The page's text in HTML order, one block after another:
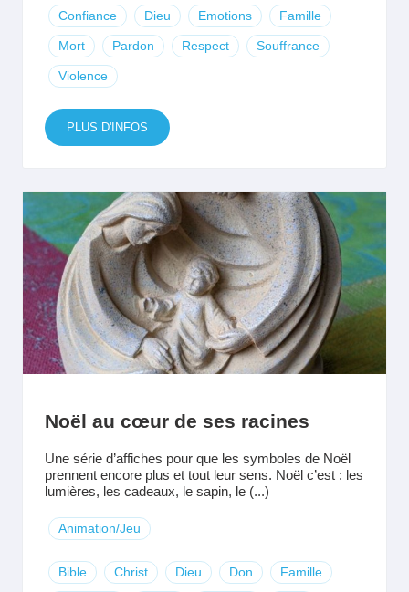
Confiance Dieu Emotions Famille
Mort Pardon Respect Souffrance
Violence
PLUS D'INFOS
Noël au cœur de ses racines
Une série d’affiches pour que les symboles de Noël
prennent encore plus et tout leur sens. Noël c’est : les
lumières, les cadeaux, le sapin, le (...)
Animation/Jeu
Bible Christ Dieu Don Famille